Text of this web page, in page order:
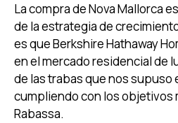
La compra de Nova Mallorca
de la estrategia de
es que Berkshire Hathaway
en el mercado residencial de
de las trabas que nos supuso
cumpliendo con los objetivos
Rabassa.